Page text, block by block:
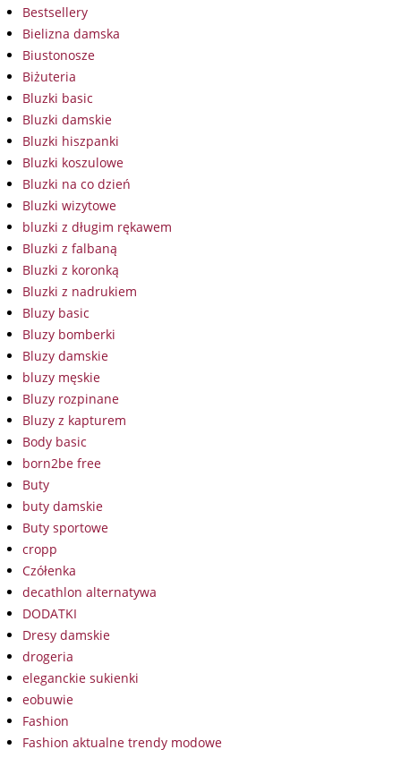
Bestsellery
Bielizna damska
Biustonosze
Biżuteria
Bluzki basic
Bluzki damskie
Bluzki hiszpanki
Bluzki koszulowe
Bluzki na co dzień
Bluzki wizytowe
bluzki z długim rękawem
Bluzki z falbaną
Bluzki z koronką
Bluzki z nadrukiem
Bluzy basic
Bluzy bomberki
Bluzy damskie
bluzy męskie
Bluzy rozpinane
Bluzy z kapturem
Body basic
born2be free
Buty
buty damskie
Buty sportowe
cropp
Czółenka
decathlon alternatywa
DODATKI
Dresy damskie
drogeria
eleganckie sukienki
eobuwie
Fashion
Fashion aktualne trendy modowe